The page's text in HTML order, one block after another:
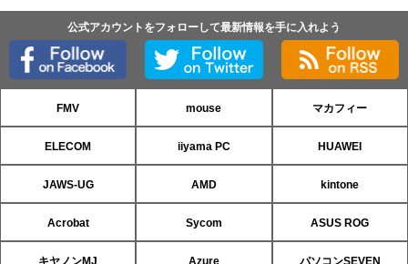
公式アカウントをフォローして最新情報を手に入れよう
FMV mouse マカフィー
ELECOM iiyama PC HUAWEI
JAWS-UG AMD kintone
Acrobat Sycom ASUS ROG
キヤノンMJ Azure パソコンSEVEN